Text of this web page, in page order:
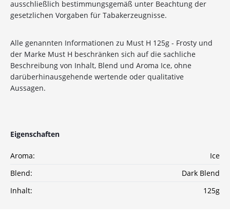
ausschließlich bestimmungsgemäß unter Beachtung der
gesetzlichen Vorgaben für Tabakerzeugnisse.
Alle genannten Informationen zu Must H 125g - Frosty und
der Marke Must H beschränken sich auf die sachliche
Beschreibung von Inhalt, Blend und Aroma Ice, ohne
darüberhinausgehende wertende oder qualitative
Aussagen.
Eigenschaften
Aroma:
Ice
Blend:
Dark Blend
Inhalt:
125g
10%Newsletter-Rabatt
auf deine Bestellung
deiner nächsten Bestellung in unserem Online-Shop.
Shisha-Produkten, Tabaksorten und Zubehör – alles,
*Gilt nicht für Tabakwaren, Vapes, Liquid, Kohle und Xkah